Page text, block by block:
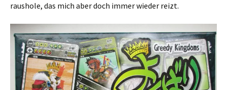
raushole, das mich aber doch immer wieder reizt.